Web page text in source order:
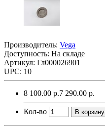
Производитель: Vega
Доступность: На складе
Артикул: Гл000026901
UPC: 10
8 100.00 р.7 290.00 р.
Кол-во В корзину